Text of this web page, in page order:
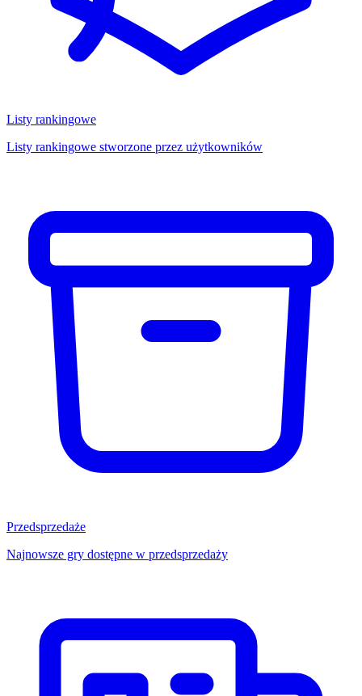
Listy rankingowe
Listy rankingowe stworzone przez użytkowników
Przedsprzedaże
Najnowsze gry dostępne w przedsprzedaży